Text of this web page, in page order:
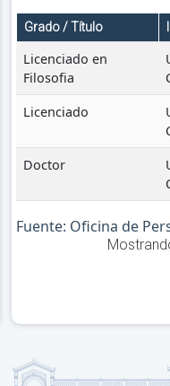
Grado / Título
Licenciado en
Filosofia
Licenciado
Doctor
Fuente: Oficina de